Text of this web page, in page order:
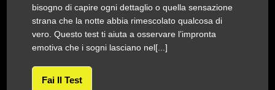
bisogno di capire ogni dettaglio o quella sensazione
strana che la notte abbia rimescolato qualcosa di
vero. Questo test ti aiuta a osservare l’impronta
emotiva che i sogni lasciano nel[...]
Fai Il Test